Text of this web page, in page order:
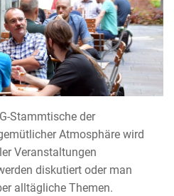
Stammtische der
Atmosphäre wird
Veranstaltungen
diskutiert oder man
alltägliche Themen.